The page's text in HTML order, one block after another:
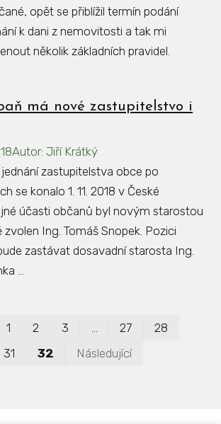
opět se přiblížil termín podání
k dani z nemovitosti a tak mi
několik základních pravidel.
má nové zastupitelstvo i
Autor: Jiří Krátký
zastupitelstva obce po
se konalo 1. 11. 2018 v České
účasti občanů byl novým starostou
zvolen Ing. Tomáš Snopek. Pozici
zastávat dosavadní starosta Ing.
...
1 2 3 27
28
31 32 Následující